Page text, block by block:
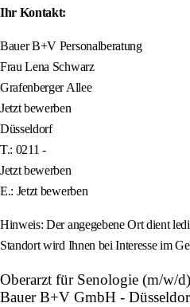
Ihr Kontakt:
Bauer B+V Personalberatung
Frau Lena Schwarz
Grafenberger Allee
Jetzt bewerben
Düsseldorf
T.: 0211 -
Jetzt bewerben
E.: Jetzt bewerben
Hinweis: Der angegebene Ort dient
Standort wird Ihnen bei Interesse im
Oberarzt für Senologie (m/w/
Bauer B+V GmbH -